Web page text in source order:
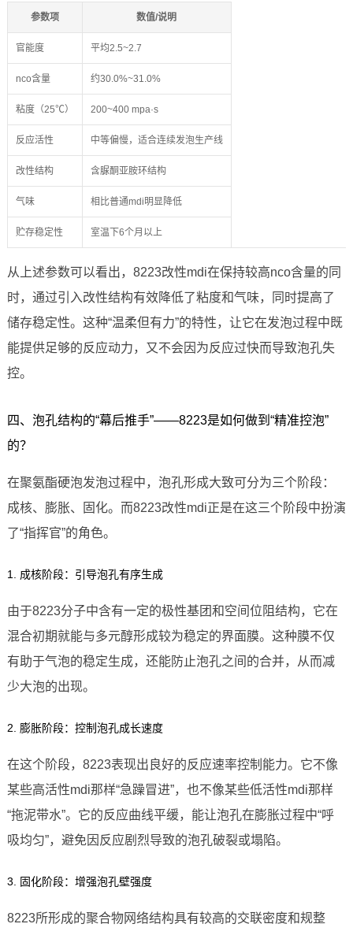
参数项 数值/说明
官能度 平均2.5~2.7
nco含量 约30.0%~31.0%
粘度（25℃） 200~400 mpa·s
反应活性 中等偏慢，适合连续发泡生产线
改性结构 含脲酮亚胺环结构
气味 相比普通mdi明显降低
贮存稳定性 室温下6个月以上
从上述参数可以看出，8223改性mdi在保持较高nco含量的同
时，通过引入改性结构有效降低了粘度和气味，同时提高了
储存稳定性。这种“温柔但有力”的特性，让它在发泡过程中既
能提供足够的反应动力，又不会因为反应过快而导致泡孔失
控。
四、泡孔结构的“幕后推手”——8223是如何做到“精准控泡”
的？
在聚氨酯硬泡发泡过程中，泡孔形成大致可分为三个阶段：
成核、膨胀、固化。而8223改性mdi正是在这三个阶段中扮演
了“指挥官”的角色。
1. 成核阶段：引导泡孔有序生成
由于8223分子中含有一定的极性基团和空间位阻结构，它在
混合初期就能与多元醇形成较为稳定的界面膜。这种膜不仅
有助于气泡的稳定生成，还能防止泡孔之间的合并，从而减
少大泡的出现。
2. 膨胀阶段：控制泡孔成长速度
在这个阶段，8223表现出良好的反应速率控制能力。它不像
某些高活性mdi那样“急躁冒进”，也不像某些低活性mdi那样
“拖泥带水”。它的反应曲线平缓，能让泡孔在膨胀过程中“呼
吸均匀”，避免因反应剧烈导致的泡孔破裂或塌陷。
3. 固化阶段：增强泡孔壁强度
8223所形成的聚合物网络结构具有较高的交联密度和规整